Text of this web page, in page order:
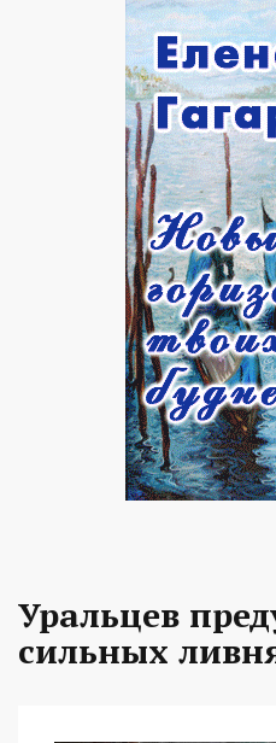
Уральцев
сильных